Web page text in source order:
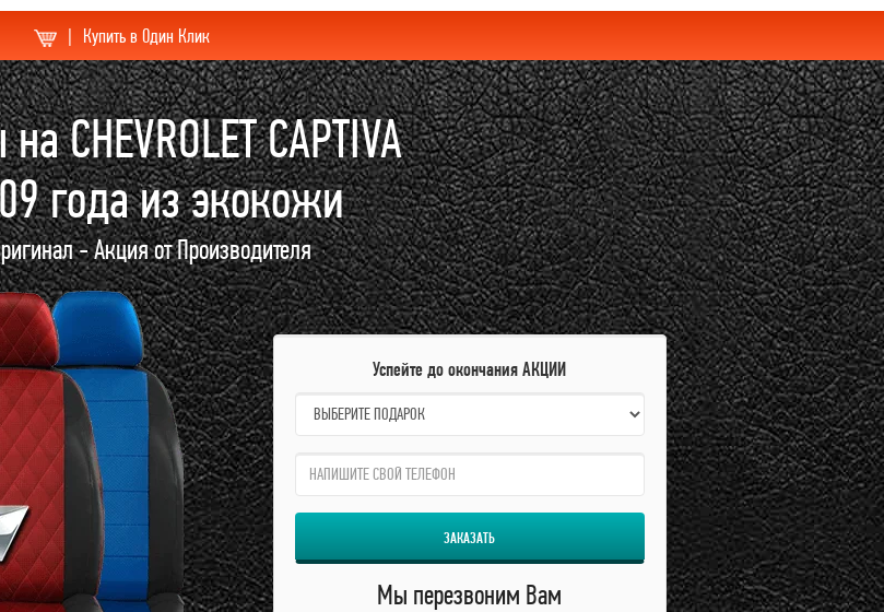
| Купить в Один Клик
CHEVROLET CAPTIVA
года из экокожи
- Акция от Производителя
Успейте до окончания АКЦИИ
name:
qzw:
ЗАКАЗАТЬ
Мы перезвоним Вам